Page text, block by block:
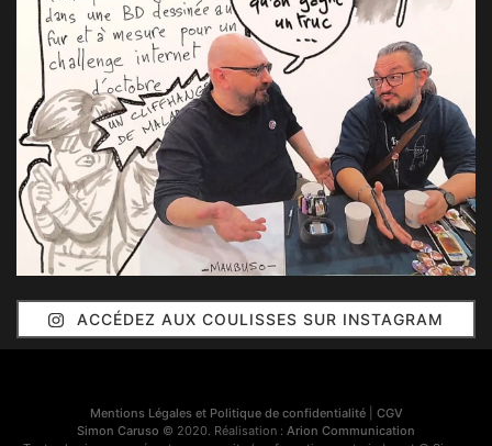
ACCÉDEZ AUX COULISSES SUR INSTAGRAM
Mentions Légales et Politique de confidentialité| CGV
Simon Caruso © 2020. Réalisation : Arion Communication